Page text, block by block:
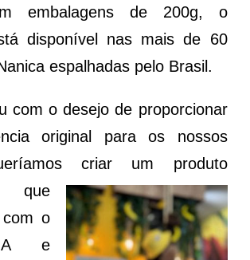
embalagens de 200g, o
disponível nas mais de 60
espalhadas pelo Brasil.
com o desejo de proporcionar
original para os nossos
criar um produto
que
com o
e